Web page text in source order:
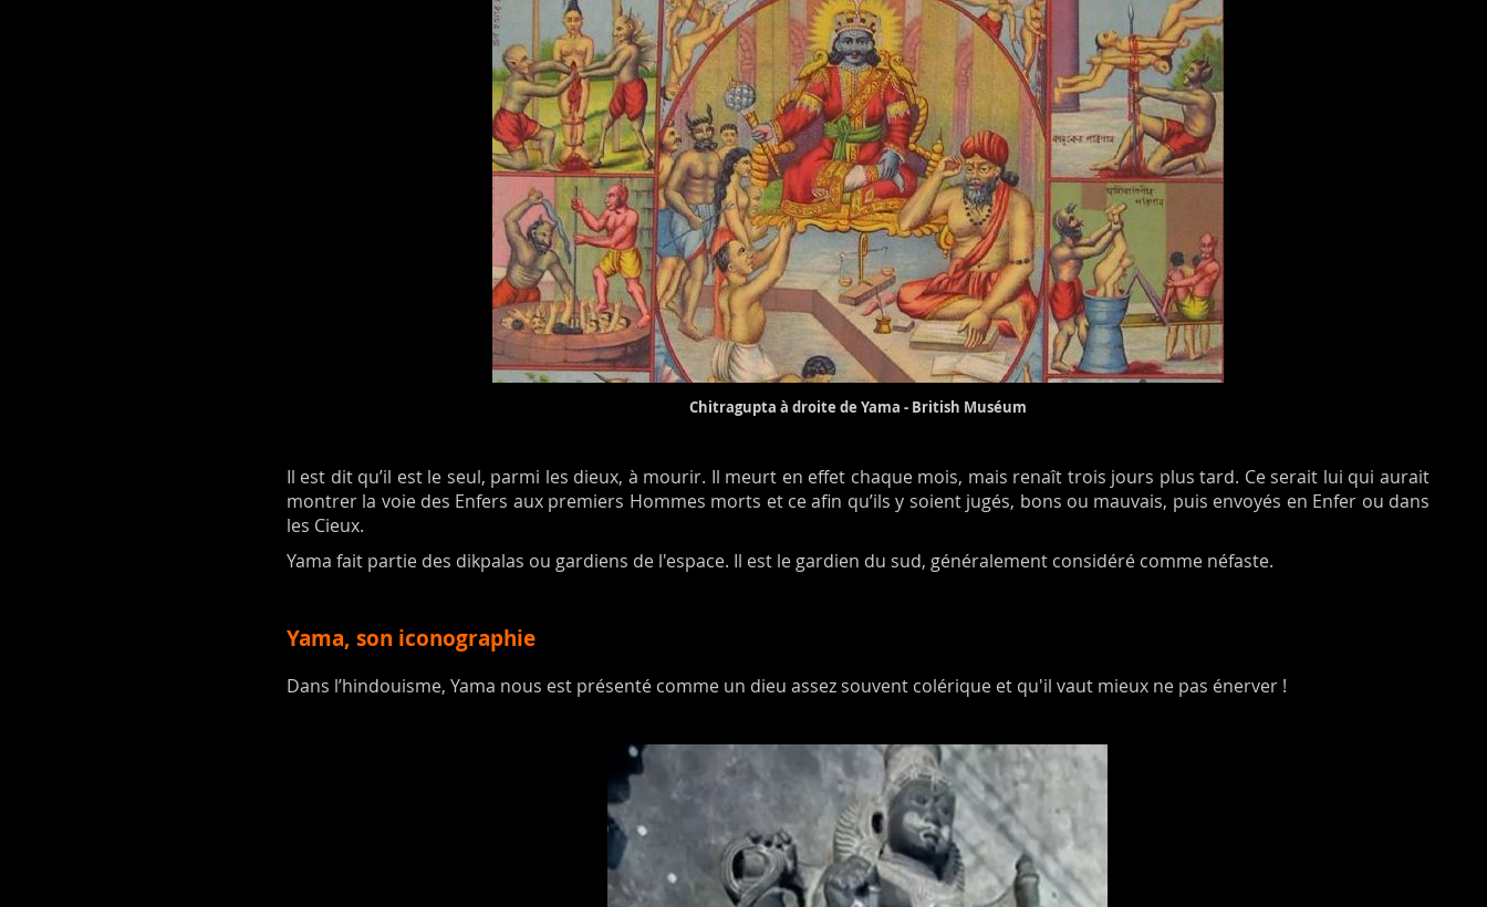
Chitragupta à droite de Yama - British Muséum
Il est dit qu’il est le seul, parmi les dieux, à mourir. Il meurt en effet chaque mois, mais renaît trois jours plus tard. Ce serait lui qui aurait
montrer la voie des Enfers aux premiers Hommes morts et ce afin qu’ils y soient jugés, bons ou mauvais, puis envoyés en Enfer ou dans
les Cieux.
Yama fait partie des dikpalas ou gardiens de l'espace. Il est le gardien du sud, généralement considéré comme néfaste.
Yama, son iconographie
Dans l’hindouisme, Yama nous est présenté comme un dieu assez souvent colérique et qu'il vaut mieux ne pas énerver !